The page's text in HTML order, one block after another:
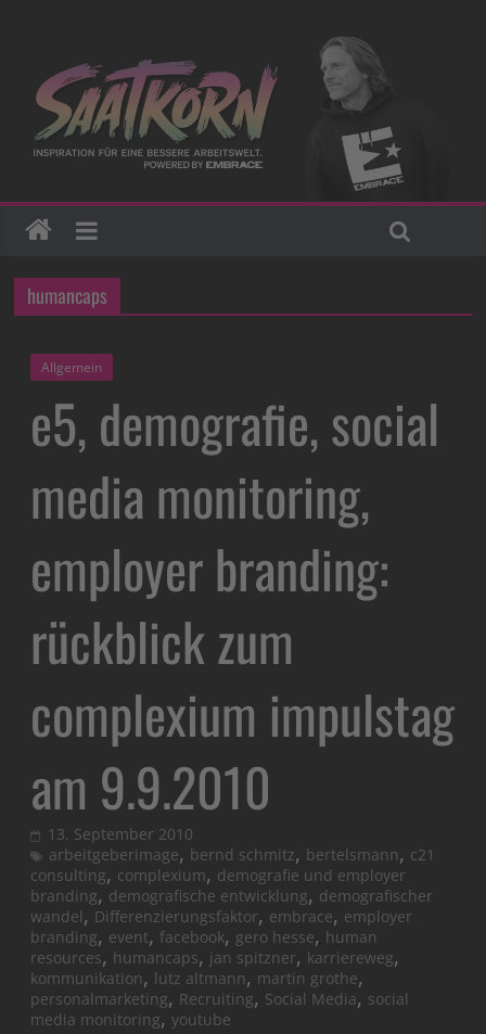
humancaps
Allgemein
e5, demografie, social
media monitoring,
employer branding:
rückblick zum
complexium impulstag
am 9.9.2010
13. September 2010
arbeitgeberimage, bernd schmitz, bertelsmann, c21
consulting, complexium, demografie und employer
branding, demografische entwicklung, demografischer
wandel, Differenzierungsfaktor, embrace, employer
branding, event, facebook, gero hesse, human
resources, humancaps, jan spitzner, karriereweg,
kommunikation, lutz altmann, martin grothe,
personalmarketing, Recruiting, Social Media, social
media monitoring,youtube